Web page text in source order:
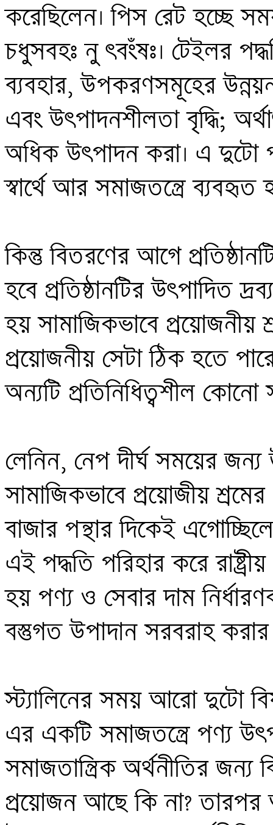
করেছিলেন। পিস রেট হচ্ছে
চধুসবহঃ নু ৎবংঁষঃ। টেইলর
ব্যবহার, উপকরণসমূহের
এবং উৎপাদনশীলতা বৃদ্ধি;
অধিক উৎপাদন করা। এ দুটো
স্বার্থে আর সমাজতন্ত্রে ব্যবহৃত
কিন্তু বিতরণের আগে
হবে প্রতিষ্ঠানটির উৎপাদিত
হয় সামাজিকভাবে প্রয়োজনীয়
প্রয়োজনীয় সেটা ঠিক হতে
অন্যটি প্রতিনিধিত্বশীল কোনো
লেনিন, নেপ দীর্ঘ সময়ের
সামাজিকভাবে প্রয়োজীয় শ্রমের
বাজার পন্থার দিকেই
এই পদ্ধতি পরিহার করে
হয় পণ্য ও সেবার দাম
বস্তুগত উপাদান সরবরাহ
স্ট্যালিনের সময় আরো দুটো
এর একটি সমাজতন্ত্রে পণ্য
সমাজতান্ত্রিক অর্থনীতির
প্রয়োজন আছে কি না? তারপর